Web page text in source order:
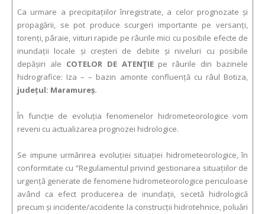
Ca urmare a precipitațiilor înregistrate, a celor prognozate și
propagării, se pot produce scurgeri importante pe versanți,
torenți, pâraie, viituri rapide pe râurile mici cu posibile efecte de
inundații locale și creșteri de debite și niveluri cu posibile
depășiri ale COTELOR DE ATENŢIEpe râurile din bazinele
hidrografice: Iza – – bazin amonte confluență cu râul Botiza,
județul: Maramureș.
În funcție de evoluția fenomenelor hidrometeorologice vom
reveni cu actualizarea prognozei hidrologice.
Se impune urmărirea evoluției situației hidrometeorologice, în
conformitate cu ”Regulamentul privind gestionarea situațiilor de
urgență generate de fenomene hidrometeorologice periculoase
având ca efect producerea de inundații, secetă hidrologică
precum și incidente/accidente la construcții hidrotehnice, poluări